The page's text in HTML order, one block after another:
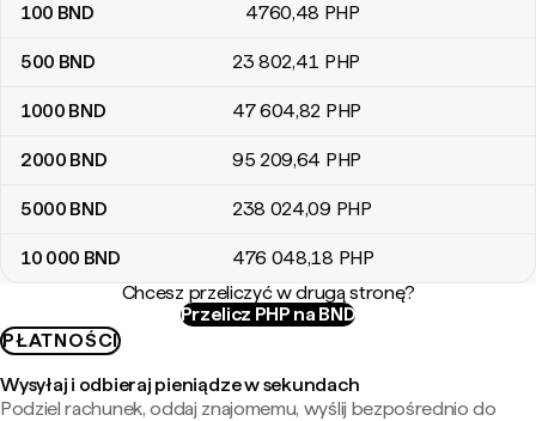
100 BND 4760,48 PHP
500 BND 23 802,41 PHP
1000 BND 47 604,82 PHP
2000 BND 95 209,64 PHP
5000 BND 238 024,09 PHP
10 000 BND 476 048,18 PHP
Chcesz przeliczyć w drugą stronę?
Przelicz PHP na BND
PŁATNOŚCI
Wysyłaj i odbieraj pieniądze w sekundach
Podziel rachunek, oddaj znajomemu, wyślij bezpośrednio do